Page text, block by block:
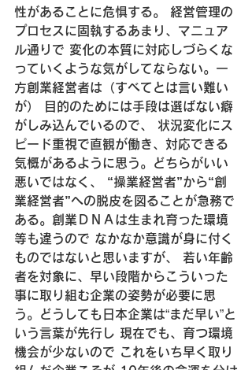
性があることに危惧する。
経営管理の
プロセスに固執するあまり、マニュア
ル通りで 変化の本質に対応しづらくな
っていくような気がしてならない。 一
方創業経営者は（すべてとは言い難い
が）
目的のためには手段は選ばない癖
がしみ込んでいるので、
状況変化にス
ピード重視で直観が働き、対応できる
気概があるように思う。
どちらがいい
悪いではなく、
“操業経営者”から“創
業経営者”への脱皮を図ることが急務で
ある。 創業ＤＮＡは生まれ育った環境
等も違うので なかなか意識が身に付く
ものではないと思いますが、
若い年齢
者を対象に、早い段階からこういった
事に取り組む企業の姿勢が必要に思
う。
どうしても日本企業は“まだ早い”と
いう言葉が先行し 現在でも、育つ環境
機会が少ないので これをいち早く取り